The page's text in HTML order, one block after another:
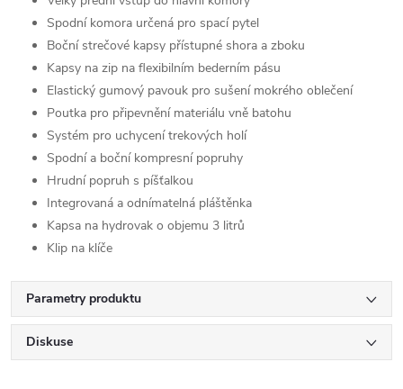
Spodní komora určená pro spací pytel
Boční strečové kapsy přístupné shora a zboku
Kapsy na zip na flexibilním bederním pásu
Elastický gumový pavouk pro sušení mokrého oblečení
Poutka pro připevnění materiálu vně batohu
Systém pro uchycení trekových holí
Spodní a boční kompresní popruhy
Hrudní popruh s píšťalkou
Integrovaná a odnímatelná pláštěnka
Kapsa na hydrovak o objemu 3 litrů
Klip na klíče
Parametry produktu
Diskuse